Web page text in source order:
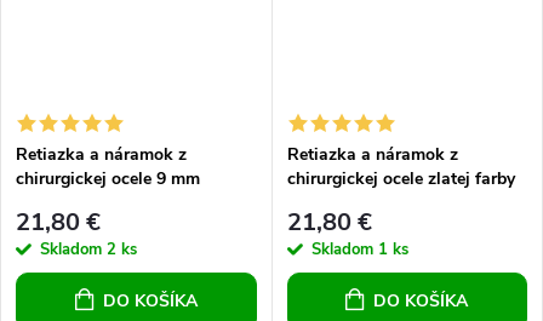
Retiazka a náramok z
chirurgickej ocele 9 mm
21,80 €
Skladom 2 ks
DO KOŠÍKA
Retiazka a náramok z
chirurgickej ocele zlatej farby
21,80 €
Skladom 1 ks
DO KOŠÍKA